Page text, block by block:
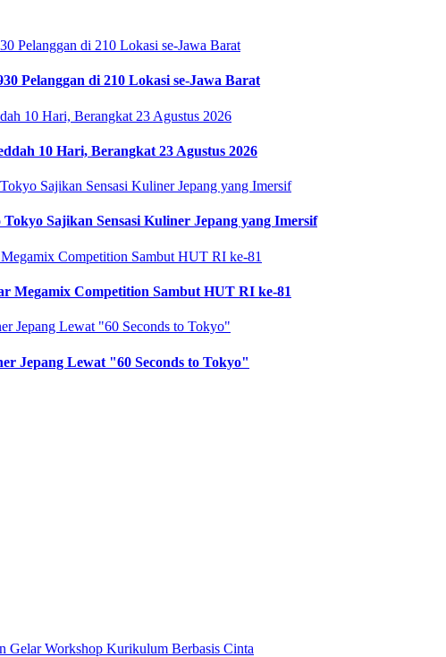
Pelanggan di 210 Lokasi se-Jawa Barat
10 Hari, Berangkat 23 Agustus 2026
Sajikan Sensasi Kuliner Jepang yang Imersif
Megamix Competition Sambut HUT RI ke-81
Jepang Lewat "60 Seconds to Tokyo"